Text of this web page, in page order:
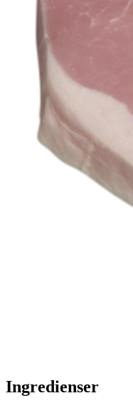
Ingredienser